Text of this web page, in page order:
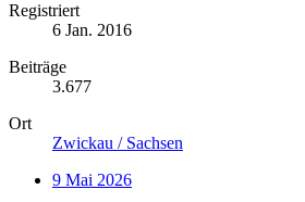
Registriert
6 Jan. 2016
Beiträge
3.677
Ort
Zwickau / Sachsen
9 Mai 2026